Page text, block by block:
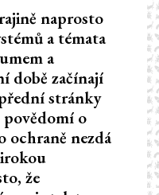
naprosto
a témata
a
době začínají
stránky
povědomí o
ochraně nezdá
že